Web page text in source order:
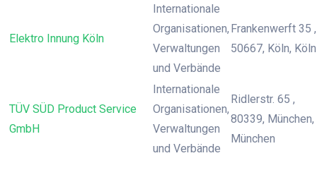
Elektro Innung Köln
Internationale
Organisationen,
Verwaltungen
und Verbände
Frankenwerft 35 ,
50667, Köln, Köln
TÜV SÜD Product Service
GmbH
Internationale
Organisationen,
Verwaltungen
und Verbände
Ridlerstr. 65 ,
80339, München,
München